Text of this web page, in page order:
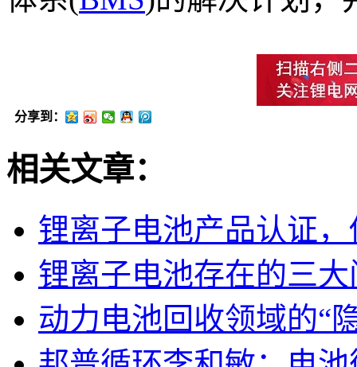
分享到：
相关文章：
锂离子电池产品认证
锂离子电池存在的三大
动力电池回收领域的“